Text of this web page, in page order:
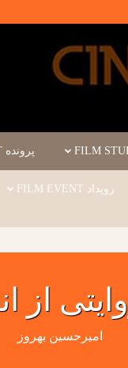
پرونده SPOTLIGHT
رویداد FILM EVENT
امیرحسین بهروز